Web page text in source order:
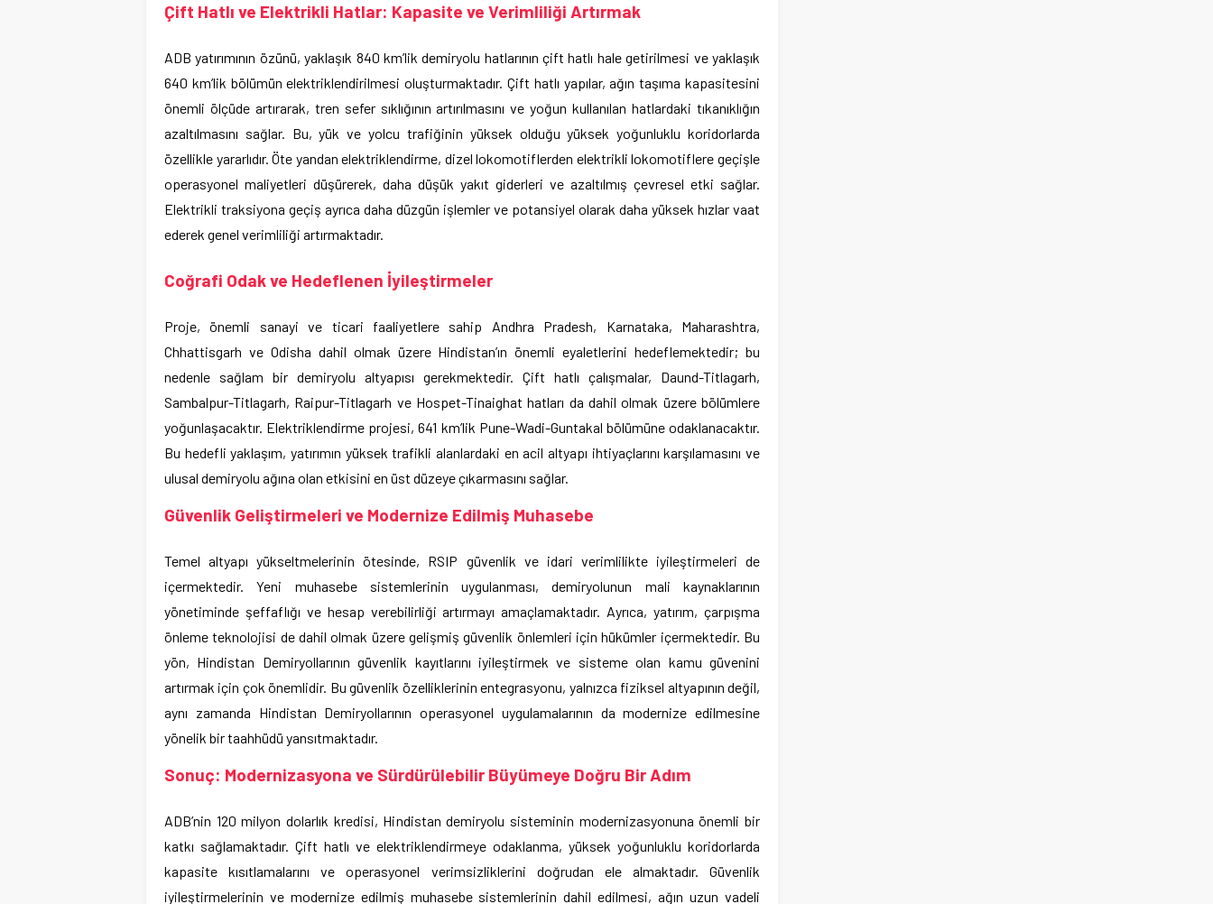
Çift Hatlı ve Elektrikli Hatlar: Kapasite ve Verimliliği Artırmak
ADB yatırımının özünü, yaklaşık 840 km’lik demiryolu hatlarının çift hatlı hale getirilmesi ve yaklaşık
640 km’lik bölümün elektriklendirilmesi oluşturmaktadır. Çift hatlı yapılar, ağın taşıma kapasitesini
önemli ölçüde artırarak, tren sefer sıklığının artırılmasını ve yoğun kullanılan hatlardaki tıkanıklığın
azaltılmasını sağlar. Bu, yük ve yolcu trafiğinin yüksek olduğu yüksek yoğunluklu koridorlarda
özellikle yararlıdır. Öte yandan elektriklendirme, dizel lokomotiflerden elektrikli lokomotiflere geçişle
operasyonel maliyetleri düşürerek, daha düşük yakıt giderleri ve azaltılmış çevresel etki sağlar.
Elektrikli traksiyona geçiş ayrıca daha düzgün işlemler ve potansiyel olarak daha yüksek hızlar vaat
ederek genel verimliliği artırmaktadır.
Coğrafi Odak ve Hedeflenen İyileştirmeler
Proje, önemli sanayi ve ticari faaliyetlere sahip Andhra Pradesh, Karnataka, Maharashtra,
Chhattisgarh ve Odisha dahil olmak üzere Hindistan’ın önemli eyaletlerini hedeflemektedir; bu
nedenle sağlam bir demiryolu altyapısı gerekmektedir. Çift hatlı çalışmalar, Daund-Titlagarh,
Sambalpur-Titlagarh, Raipur-Titlagarh ve Hospet-Tinaighat hatları da dahil olmak üzere bölümlere
yoğunlaşacaktır. Elektriklendirme projesi, 641 km’lik Pune-Wadi-Guntakal bölümüne odaklanacaktır.
Bu hedefli yaklaşım, yatırımın yüksek trafikli alanlardaki en acil altyapı ihtiyaçlarını karşılamasını ve
ulusal demiryolu ağına olan etkisini en üst düzeye çıkarmasını sağlar.
Güvenlik Geliştirmeleri ve Modernize Edilmiş Muhasebe
Temel altyapı yükseltmelerinin ötesinde, RSIP güvenlik ve idari verimlilikte iyileştirmeleri de
içermektedir. Yeni muhasebe sistemlerinin uygulanması, demiryolunun mali kaynaklarının
yönetiminde şeffaflığı ve hesap verebilirliği artırmayı amaçlamaktadır. Ayrıca, yatırım, çarpışma
önleme teknolojisi de dahil olmak üzere gelişmiş güvenlik önlemleri için hükümler içermektedir. Bu
yön, Hindistan Demiryollarının güvenlik kayıtlarını iyileştirmek ve sisteme olan kamu güvenini
artırmak için çok önemlidir. Bu güvenlik özelliklerinin entegrasyonu, yalnızca fiziksel altyapının değil,
aynı zamanda Hindistan Demiryollarının operasyonel uygulamalarının da modernize edilmesine
yönelik bir taahhüdü yansıtmaktadır.
Sonuç: Modernizasyona ve Sürdürülebilir Büyümeye Doğru Bir Adım
ADB’nin 120 milyon dolarlık kredisi, Hindistan demiryolu sisteminin modernizasyonuna önemli bir
katkı sağlamaktadır. Çift hatlı ve elektriklendirmeye odaklanma, yüksek yoğunluklu koridorlarda
kapasite kısıtlamalarını ve operasyonel verimsizliklerini doğrudan ele almaktadır. Güvenlik
iyileştirmelerinin ve modernize edilmiş muhasebe sistemlerinin dahil edilmesi, ağın uzun vadeli